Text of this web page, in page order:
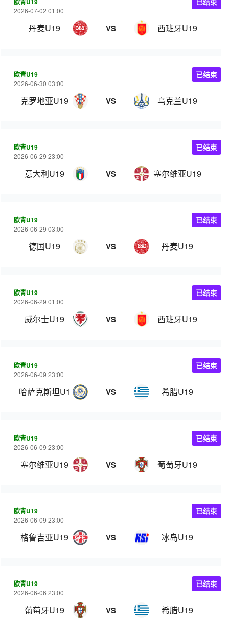
2026-07-02 01:00
丹麦U19 VS 西班牙U19
欧青U19
2026-06-30 03:00
克罗地亚U19 VS 乌克兰U19
已结束
欧青U19
2026-06-29 23:00
意大利U19 VS 塞尔维亚U19
已结束
欧青U19
2026-06-29 03:00
德国U19 VS 丹麦U19
已结束
欧青U19
2026-06-29 01:00
威尔士U19 VS 西班牙U19
已结束
欧青U19
2026-06-09 23:00
哈萨克斯坦U19 VS 希腊U19
已结束
欧青U19
2026-06-09 23:00
塞尔维亚U19 VS 葡萄牙U19
已结束
欧青U19
2026-06-09 23:00
格鲁吉亚U19 VS 冰岛U19
已结束
欧青U19
2026-06-06 23:00
葡萄牙U19 VS 希腊U19
已结束